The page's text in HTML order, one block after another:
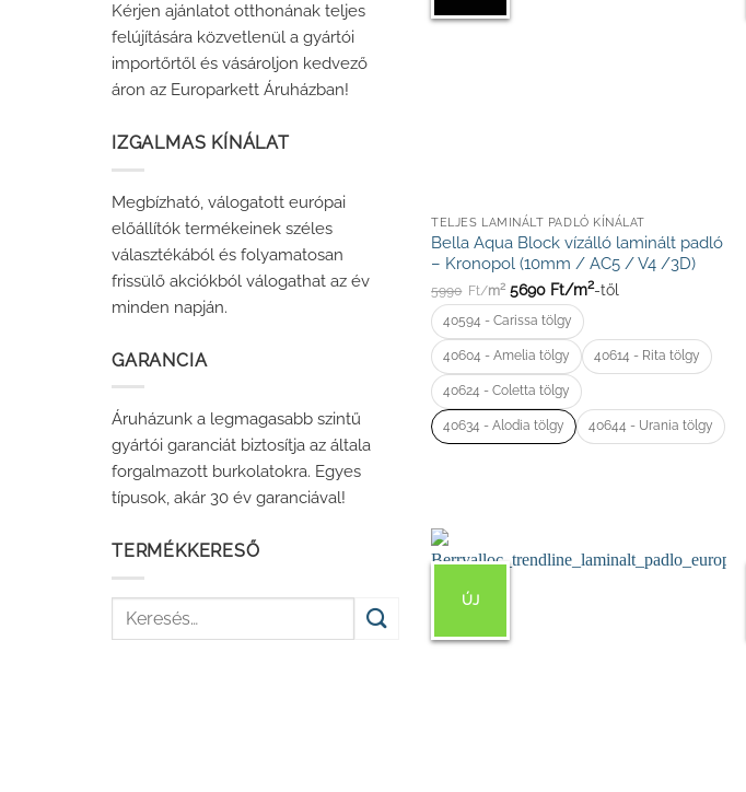
Kérjen ajánlatot otthonának teljes
felújítására közvetlenül a gyártói
importőrtől és vásároljon kedvező
áron az Europarkett Áruházban!
IZGALMAS KÍNÁLAT
Megbízható, válogatott európai
előállítók termékeinek széles
választékából és folyamatosan
frissülő akciókból válogathat az év
minden napján.
GARANCIA
Áruházunk a legmagasabb szintű
gyártói garanciát biztosítja az általa
forgalmazott burkolatokra. Egyes
típusok, akár 30 év garanciával!
TERMÉKKERESŐ
Keresés
TELJES LAMINÁLT PADLÓ KÍNÁLAT
Bella Aqua Block vízálló laminált padló
– Kronopol (10mm / AC5 / V4 /3D)
5990 Ft/m2 5690 Ft/m2-től
40594 - Carissa tölgy
40604 - Amelia tölgy 40614 - Rita tölgy
40624 - Coletta tölgy
40634 - Alodia tölgy 40644 - Urania tölgy
ÚJ